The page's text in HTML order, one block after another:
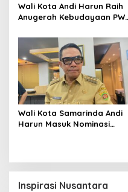
Wali Kota Andi Harun Raih
Anugerah Kebudayaan PWI
Samarinda
Wali Kota Samarinda Andi
Harun Masuk Nominasi
Inspirasi Nusantara